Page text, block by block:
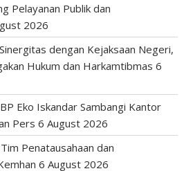
Pelayanan Publik dan
2026
dengan Kejaksaan Negeri,
Hukum dan Harkamtibmas 6
Eko Iskandar Sambangi Kantor
Pers 6 August 2026
Penatausahaan dan
6 August 2026